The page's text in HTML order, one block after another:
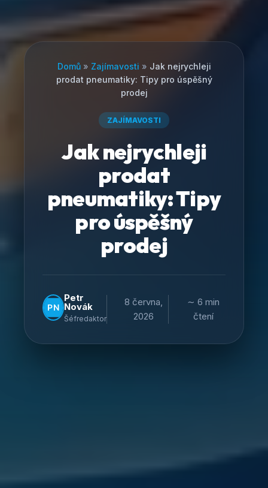
Domů» Zajímavosti » Jak nejrychleji
prodat pneumatiky: Tipy pro úspěšný
prodej
ZAJÍMAVOSTI
Jak nejrychleji
prodat
pneumatiky: Tipy
pro úspěšný
prodej
Petr
Novák
Šéfredaktor
8 června,
2026
∼ 6 min
čtení